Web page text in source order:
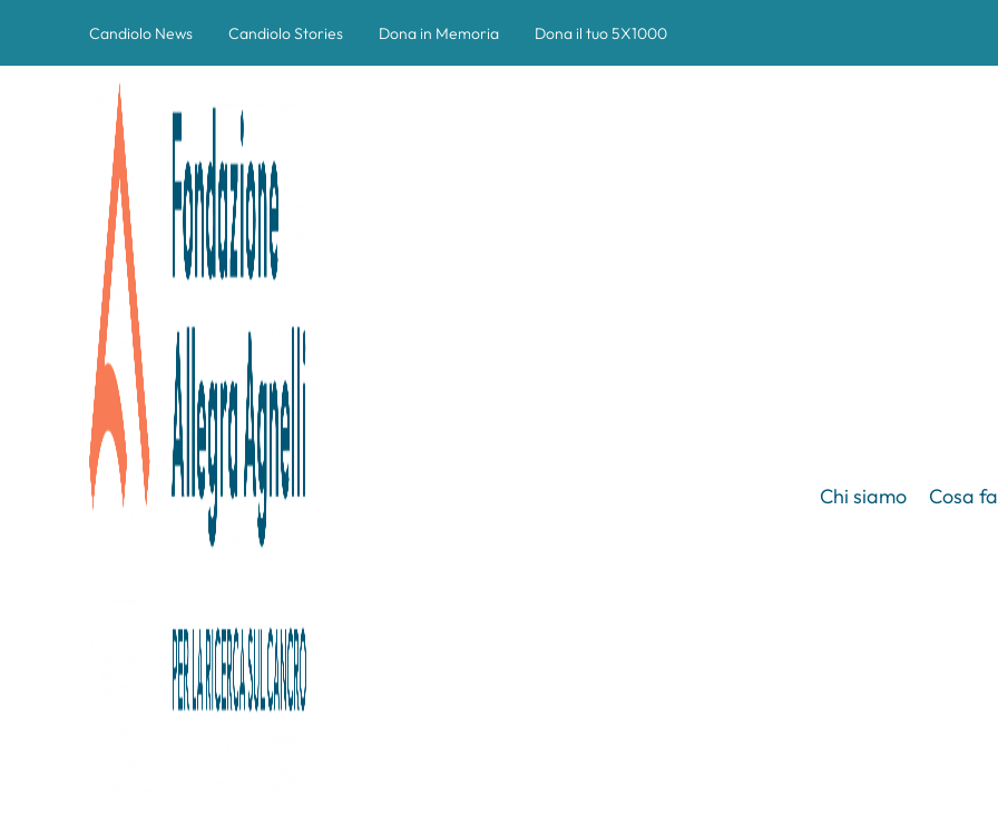
Candiolo News Candiolo Stories Dona in Memoria Dona il tuo 5X1000
Chi siamo Cosa